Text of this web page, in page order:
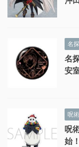
名
名
安
呪
呪
始